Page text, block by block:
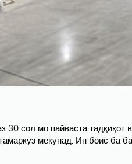
30 сол мо пайваста тадқиқот
мекунад. Ин боис ба